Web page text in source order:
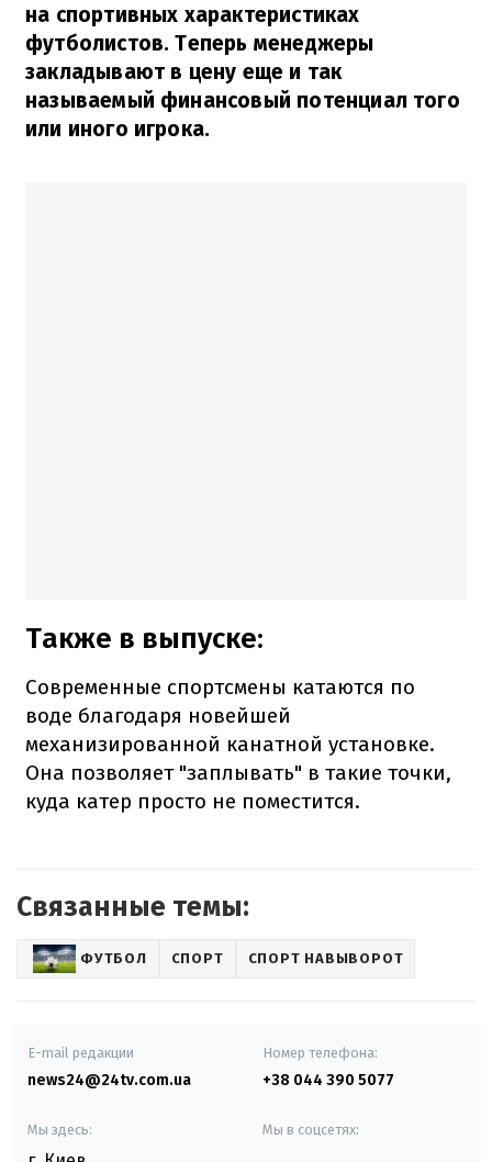
на спортивных характеристиках
футболистов. Теперь менеджеры
закладывают в цену еще и так
называемый финансовый потенциал того
или иного игрока.
Также в выпуске:
Современные спортсмены катаются по
воде благодаря новейшей
механизированной канатной установке.
Она позволяет "заплывать" в такие точки,
куда катер просто не поместится.
Связанные темы:
ФУТБОЛ СПОРТ СПОРТ НАВЫВОРОТ
E-mail редакции
news24@24tv.com.ua
Номер телефона:
+38 044 390 5077
Мы здесь: Мы в соцсетях: